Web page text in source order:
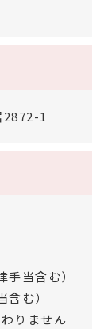
2872-1
当含む）
む）
りません